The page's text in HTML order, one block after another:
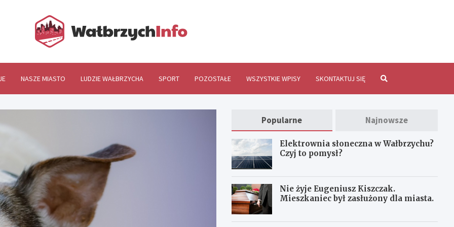
NASZE MIASTO LUDZIE WAŁBRZYCHA SPORT POZOSTAŁE WSZYSTKIE WPISY SKONTAKTUJ SIĘ
Popularne Najnowsze
Elektrownia słoneczna w Wałbrzychu?
Czyj to pomysł?
Nie żyje Eugeniusz Kiszczak.
Mieszkaniec był zasłużony dla miasta.